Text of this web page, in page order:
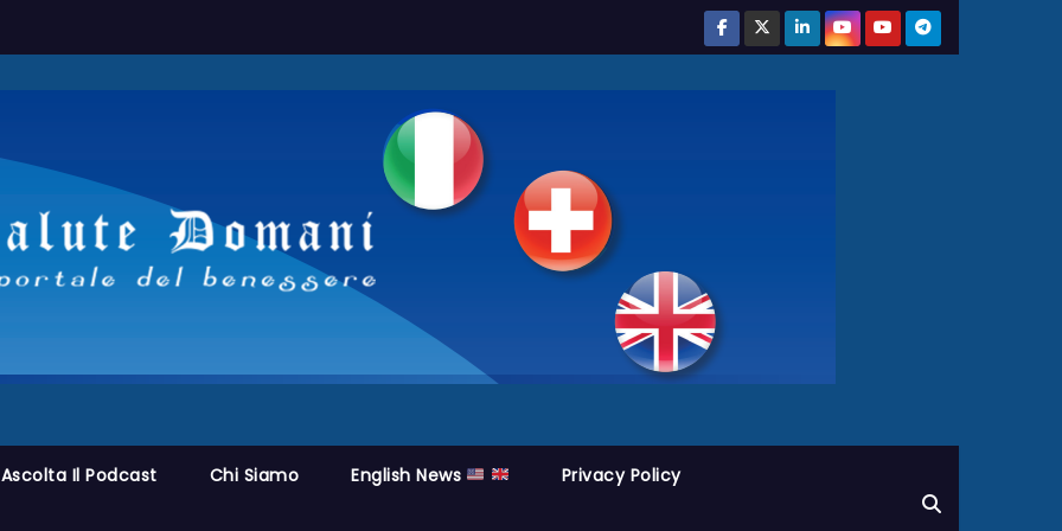
Ascolta Il Podcast Chi Siamo English News Privacy Policy